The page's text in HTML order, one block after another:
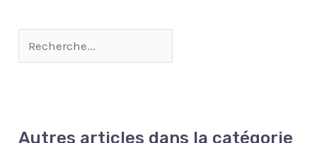
Autres articles dans la catégorie